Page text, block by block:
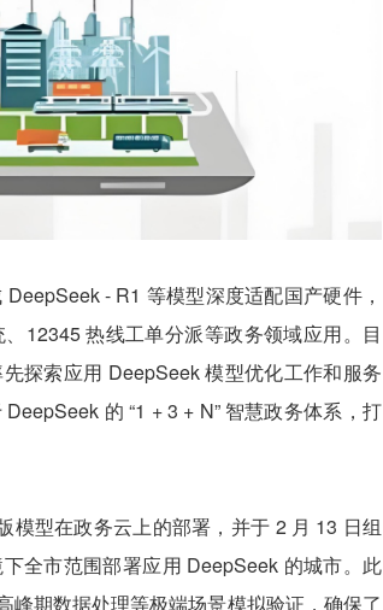
- R1 等模型深度适配国产硬件，
12345 热线工单分派等政务领域应用。目
探索应用 DeepSeek 模型优化工作和服务
的 “1 + 3 + N” 智慧政务体系，打
模型在政务云上的部署，并于 2 月 13 日组
全市范围部署应用 DeepSeek 的城市。此
期数据处理等极端场景模拟验证，确保了